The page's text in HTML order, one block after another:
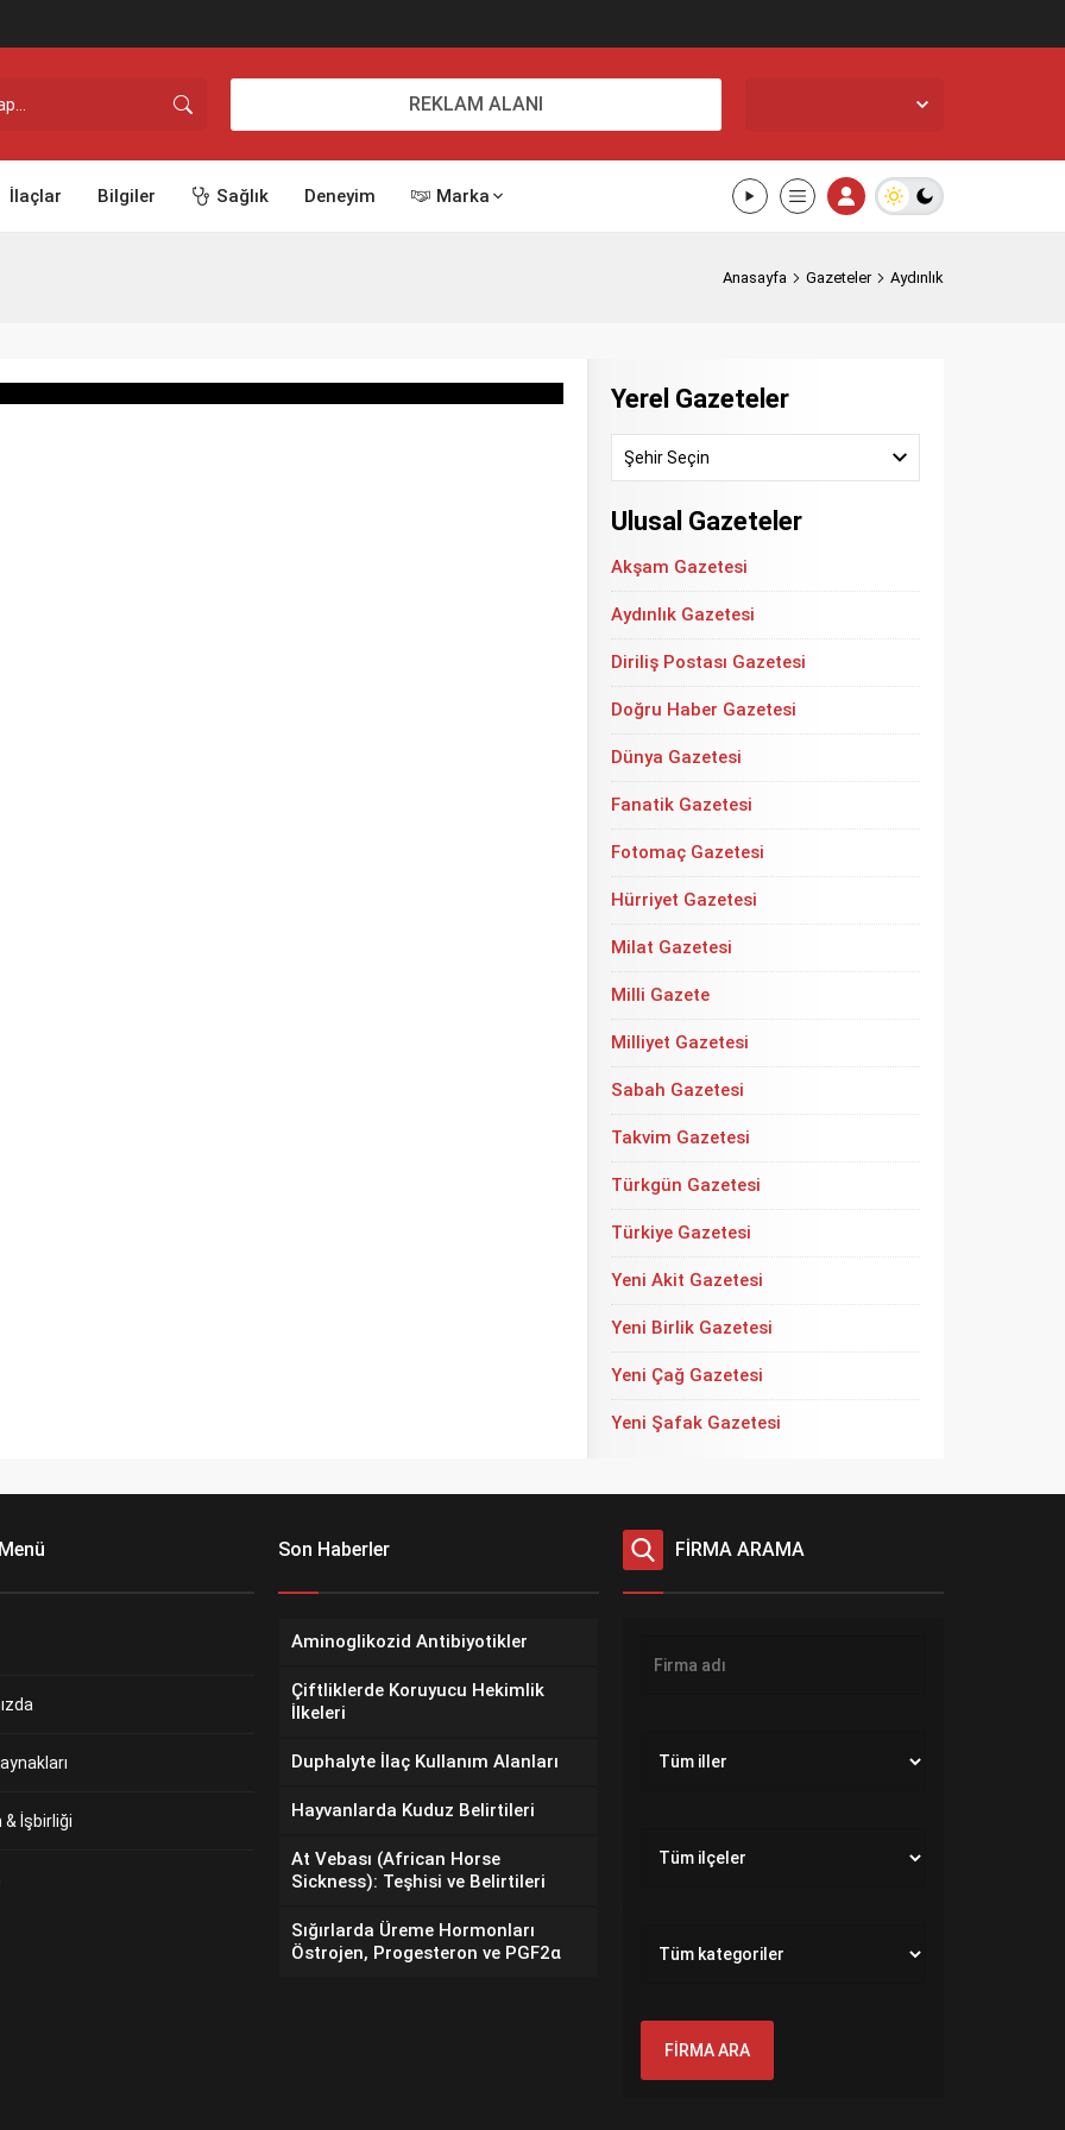
REKLAM ALANI
İlaçlar Bilgiler Sağlık Deneyim Marka
Anasayfa Gazeteler Aydınlık
Yerel Gazeteler
Şehir Seçin
Ulusal Gazeteler
Akşam Gazetesi
Aydınlık Gazetesi
Diriliş Postası Gazetesi
Doğru Haber Gazetesi
Dünya Gazetesi
Fanatik Gazetesi
Fotomaç Gazetesi
Hürriyet Gazetesi
Milat Gazetesi
Milli Gazete
Milliyet Gazetesi
Sabah Gazetesi
Takvim Gazetesi
Türkgün Gazetesi
Türkiye Gazetesi
Yeni Akit Gazetesi
Yeni Birlik Gazetesi
Yeni Çağ Gazetesi
Yeni Şafak Gazetesi
& İşbirliği
Son Haberler
Aminoglikozid Antibiyotikler
Çiftliklerde Koruyucu Hekimlik
İlkeleri
Duphalyte İlaç Kullanım Alanları
Hayvanlarda Kuduz Belirtileri
At Vebası (African Horse
Sickness): Teşhisi ve Belirtileri
Sığırlarda Üreme Hormonları
Östrojen, Progesteron ve PGF2α
FİRMA ARAMA